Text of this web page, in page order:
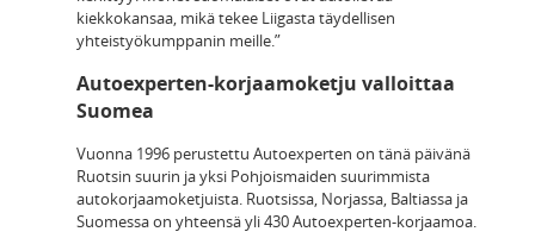
kiekkokansaa, mikä tekee Liigasta täydellisen
yhteistyökumppanin meille.”
Autoexperten-korjaamoketju valloittaa
Suomea
Vuonna 1996 perustettu Autoexperten on tänä päivänä
Ruotsin suurin ja yksi Pohjoismaiden suurimmista
autokorjaamoketjuista. Ruotsissa, Norjassa, Baltiassa ja
Suomessa on yhteensä yli 430 Autoexperten-korjaamoa.